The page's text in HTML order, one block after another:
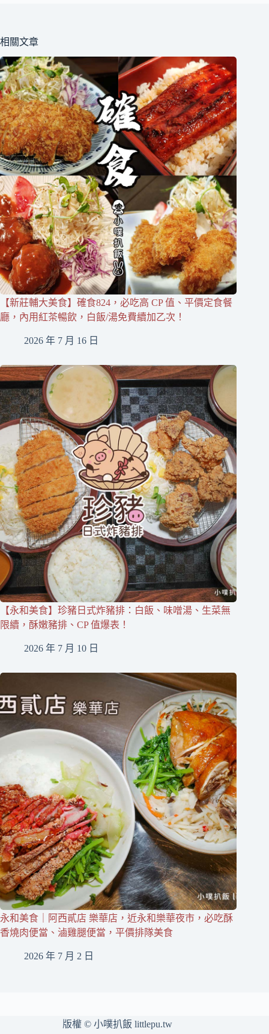
相關文章
【新莊輔大美食】確食824，必吃高 CP 值、平價定食餐
廳，內用紅茶暢飲，白飯/湯免費續加乙次！
2026 年 7 月 16 日
【永和美食】珍豬日式炸豬排：白飯、味噌湯、生菜無
限續，酥嫩豬排、CP 值爆表！
2026 年 7 月 10 日
永和美食｜阿西貳店 樂華店，近永和樂華夜市，必吃酥
香燒肉便當、滷雞腿便當，平價排隊美食
2026 年 7 月 2 日
版權 © 小噗扒飯 littlepu.tw